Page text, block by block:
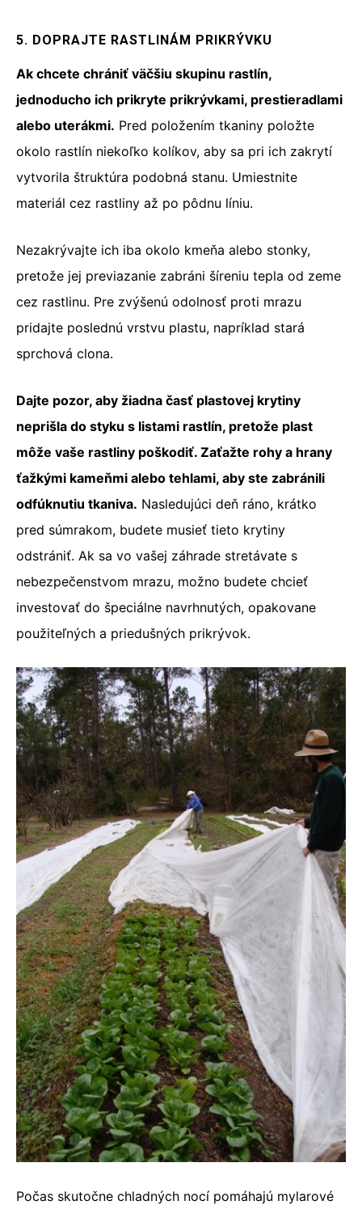
5. DOPRAJTE RASTLINÁM PRIKRÝVKU
Ak chcete chrániť väčšiu skupinu rastlín,
jednoducho ich prikryte prikrývkami, prestieradlami
alebo uterákmi. Pred položením tkaniny položte
okolo rastlín niekoľko kolíkov, aby sa pri ich zakrytí
vytvorila štruktúra podobná stanu. Umiestnite
materiál cez rastliny až po pôdnu líniu.
Nezakrývajte ich iba okolo kmeňa alebo stonky,
pretože jej previazanie zabráni šíreniu tepla od zeme
cez rastlinu. Pre zvýšenú odolnosť proti mrazu
pridajte poslednú vrstvu plastu, napríklad stará
sprchová clona.
Dajte pozor, aby žiadna časť plastovej krytiny
neprišla do styku s listami rastlín, pretože plast
môže vaše rastliny poškodiť. Zaťažte rohy a hrany
ťažkými kameňmi alebo tehlami, aby ste zabránili
odfúknutiu tkaniva. Nasledujúci deň ráno, krátko
pred súmrakom, budete musieť tieto krytiny
odstrániť. Ak sa vo vašej záhrade stretávate s
nebezpečenstvom mrazu, možno budete chcieť
investovať do špeciálne navrhnutých, opakovane
použiteľných a priedušných prikrývok.
Počas skutočne chladných nocí pomáhajú mylarové